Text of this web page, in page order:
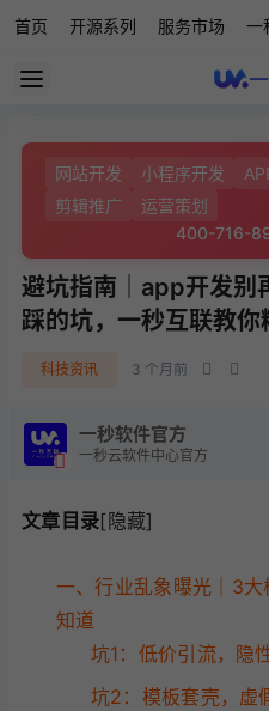
首页 开源系列 服务市场 一
网站开发 小程序开发
剪辑推广
运营策划
400-716-
避坑指南｜app开发别
踩的坑，一秒互联教你
科技资讯 3 个月前
一秒软件官方
一秒云软件中心官方
文章目录[隐藏]
一、行业乱象曝光｜3
知道
坑1：低价引流，隐
坑2：模板套壳，虚